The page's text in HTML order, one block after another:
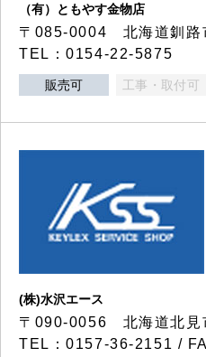
（有）ともやす金物店
〒085-0004 北海道釧路
TEL：0154-22-5875
販売可 工事・取付可
(株)水沢エース
〒090-0056 北海道北見
TEL：0157-36-2151 /